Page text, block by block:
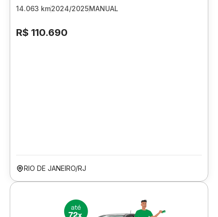
14.063 km2024/2025MANUAL
R$ 110.690
RIO DE JANEIRO/RJ